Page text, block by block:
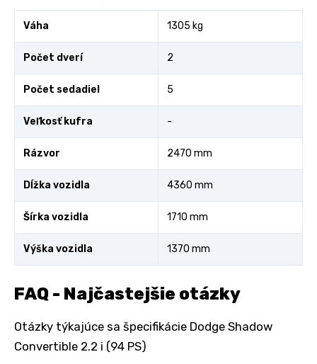
Váha 1305 kg
Počet dverí 2
Počet sedadiel 5
Veľkosť kufra -
Rázvor 2470 mm
Dĺžka vozidla 4360 mm
Šírka vozidla 1710 mm
Výška vozidla 1370 mm
FAQ - Najčastejšie otázky
Otázky týkajúce sa špecifikácie Dodge Shadow
Convertible 2.2 i (94 PS)